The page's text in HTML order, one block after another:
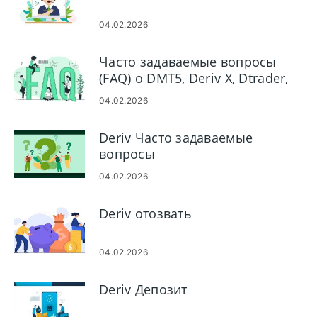
04.02.2026
Часто задаваемые вопросы
(FAQ) о DMT5, Deriv X, Dtrader,
DBot в Derive
04.02.2026
Deriv Часто задаваемые
вопросы
04.02.2026
Deriv отозвать
04.02.2026
Deriv Депозит